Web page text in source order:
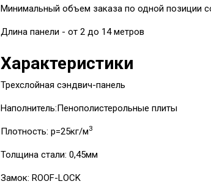
Минимальный объем заказа по одной позиции
Длина панели - от 2 до 14 метров
Характеристики
Трехслойная сэндвич-панель
Наполнитель:Пенополистерольные плиты
Плотность: p=25кг/м3
Толщина стали: 0,45мм
Замок: ROOF-LOCK